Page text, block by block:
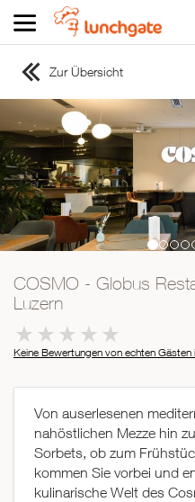
ZUR STARTSEITE
ZUR RESTAURANTSUCHE
Asiatisch
Italienisch
Französisch
Traditionell
Mexikanisch
Zur Übersicht
COSMO - Globus
Luzern
Keine Bewertungen von echten
Von auserlesenen
nahöstlichen Mezze hin
Sorbets, ob zum
kommen Sie vorbei und
kulinarische Welt des